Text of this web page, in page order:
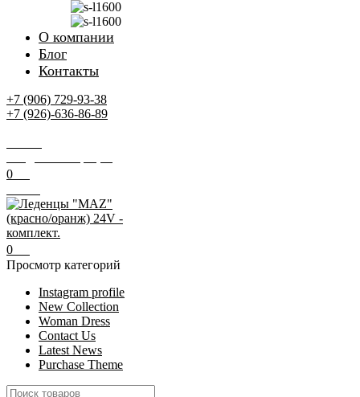
О компании
Блог
Контакты
+7 (906) 729-93-38
+7 (926)-636-86-89
0
0
Просмотр категорий
Instagram profile
New Collection
Woman Dress
Contact Us
Latest News
Purchase Theme